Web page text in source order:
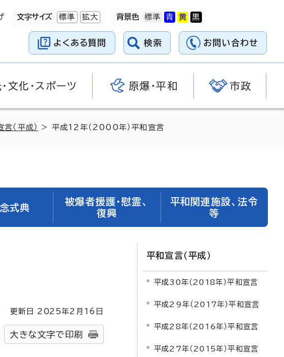
文字サイズ 標準 拡大 背景色
よくある質問 検索 お問い合わせ
文化・スポーツ 原爆・平和 市政
（平成） > 平成12年（2000年）平和宣言
式典
被爆者援護・慰霊、
復興
平和関連施設、法令
等
更新日 2025年2月 16 日
大きな文字で印刷
平和宣言（平成）
平成30年（2018年）平和宣言
平成29年（2017年）平和宣言
平成28年（2016年）平和宣言
平成27年（2015年）平和宣言